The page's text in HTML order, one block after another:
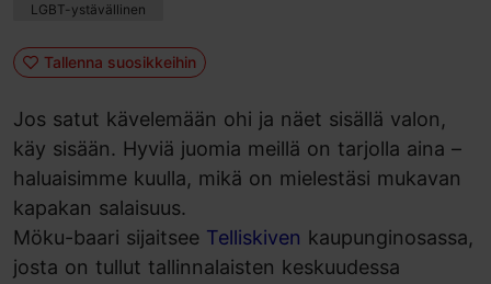
LGBT-ystävällinen
Tallenna suosikkeihin
Jos satut kävelemään ohi ja näet sisällä valon,
käy sisään. Hyviä juomia meillä on tarjolla aina –
haluaisimme kuulla, mikä on mielestäsi mukavan
kapakan salaisuus.
Möku-baari sijaitsee Telliskiven kaupunginosassa,
josta on tullut tallinnalaisten keskuudessa